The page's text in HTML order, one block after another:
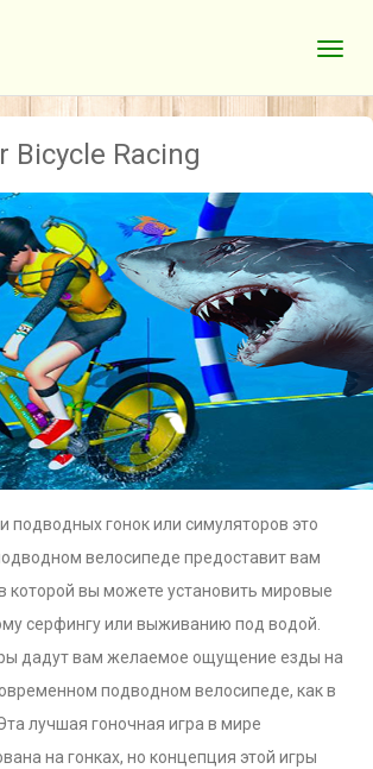
Bicycle Racing
подводных гонок или симуляторов это
велосипеде предоставит вам
которой вы можете установить мировые
серфингу или выживанию под водой.
дадут вам желаемое ощущение езды на
подводном велосипеде, как в
лучшая гоночная игра в мире
на гонках, но концепция этой игры